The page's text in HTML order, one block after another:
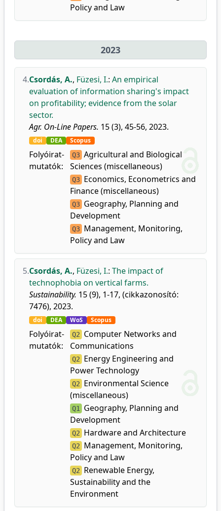
Policy and Law
2023
4.Csordás, A., Füzesi, I.: An empirical
evaluation of information sharing's impact
on profitability; evidence from the solar
sector.
Agr. On-Line Papers. 15 (3), 45-56, 2023.
doi DEA Scopus
Folyóirat-
mutatók:
Q3 Agricultural and Biological
Sciences (miscellaneous)
Q3 Economics, Econometrics and
Finance (miscellaneous)
Q3 Geography, Planning and
Development
Q3 Management, Monitoring,
Policy and Law
5.Csordás, A., Füzesi, I.: The impact of
technophobia on vertical farms.
Sustainability. 15 (9), 1-17, (cikkazonosító:
7476), 2023.
doi DEA WoS Scopus
Folyóirat-
mutatók:
Q2 Computer Networks and
Communications
Q2 Energy Engineering and
Power Technology
Q2 Environmental Science
(miscellaneous)
Q1 Geography, Planning and
Development
Q2 Hardware and Architecture
Q2 Management, Monitoring,
Policy and Law
Q2 Renewable Energy,
Sustainability and the
Environment